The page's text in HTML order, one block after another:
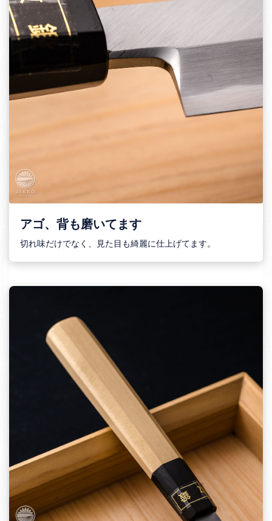
アゴ、背も磨いてます
切れ味だけでなく、見た目も綺麗に仕上げてます。